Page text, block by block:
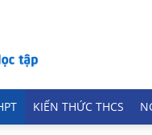
KIẾN THỨC THCS